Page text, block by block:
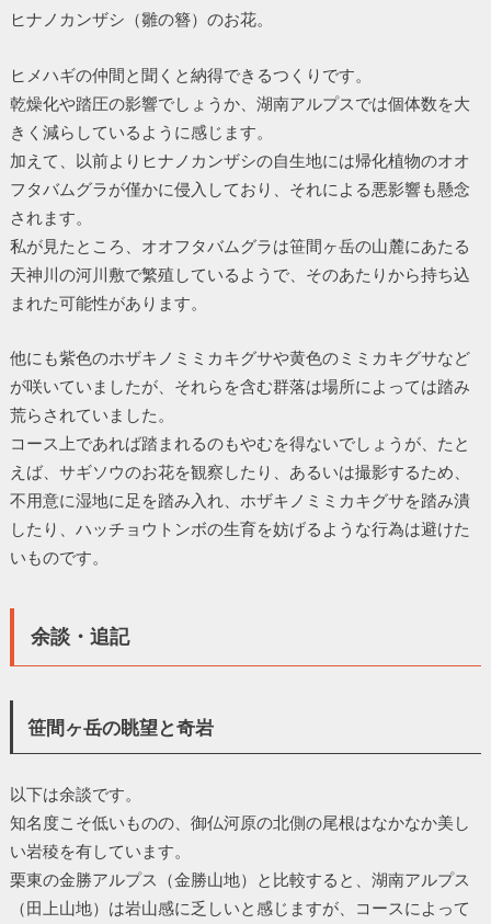
ヒナノカンザシ（雛の簪）のお花。
ヒメハギの仲間と聞くと納得できるつくりです。
乾燥化や踏圧の影響でしょうか、湖南アルプスでは個体数を大
きく減らしているように感じます。
加えて、以前よりヒナノカンザシの自生地には帰化植物のオオ
フタバムグラが僅かに侵入しており、それによる悪影響も懸念
されます。
私が見たところ、オオフタバムグラは笹間ヶ岳の山麓にあたる
天神川の河川敷で繁殖しているようで、そのあたりから持ち込
まれた可能性があります。
他にも紫色のホザキノミミカキグサや黄色のミミカキグサなど
が咲いていましたが、それらを含む群落は場所によっては踏み
荒らされていました。
コース上であれば踏まれるのもやむを得ないでしょうが、たと
えば、サギソウのお花を観察したり、あるいは撮影するため、
不用意に湿地に足を踏み入れ、ホザキノミミカキグサを踏み潰
したり、ハッチョウトンボの生育を妨げるような行為は避けた
いものです。
余談・追記
笹間ヶ岳の眺望と奇岩
以下は余談です。
知名度こそ低いものの、御仏河原の北側の尾根はなかなか美し
い岩稜を有しています。
栗東の金勝アルプス（金勝山地）と比較すると、湖南アルプス
（田上山地）は岩山感に乏しいと感じますが、コースによって